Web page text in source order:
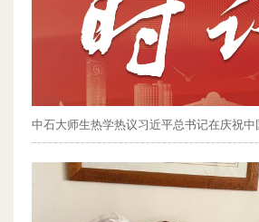
中石大师生热学热议习近平总书记在庆祝中